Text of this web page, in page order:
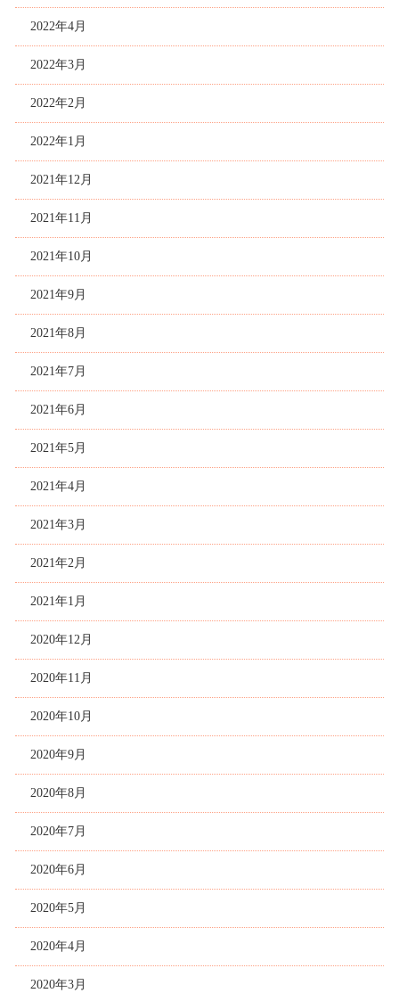
2022年4月
2022年3月
2022年2月
2022年1月
2021年12月
2021年11月
2021年10月
2021年9月
2021年8月
2021年7月
2021年6月
2021年5月
2021年4月
2021年3月
2021年2月
2021年1月
2020年12月
2020年11月
2020年10月
2020年9月
2020年8月
2020年7月
2020年6月
2020年5月
2020年4月
2020年3月